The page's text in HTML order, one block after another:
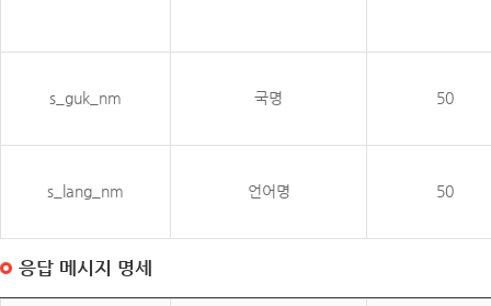
s_guk_nm 국명 50
s_lang_nm 언어명 50
응답 메시지 명세